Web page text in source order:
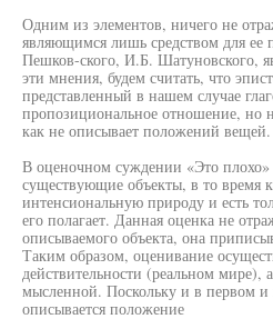
Одним из элементов, ничего не
являющимся лишь средством для
Пешков-ского, И.Б. Шатуновского,
эти мнения, будем считать, что
представленный в нашем случае
пропозициональное отношение, но
как не описывает положений вещей.
В оценочном суждении «Это плохо»
существующие объекты, в то время
интенсиональную природу и есть
его полагает. Данная оценка не
описываемого объекта, она
Таким образом, оценивание
действительности (реальном мире),
мысленной. Поскольку и в первом и
описывается положение